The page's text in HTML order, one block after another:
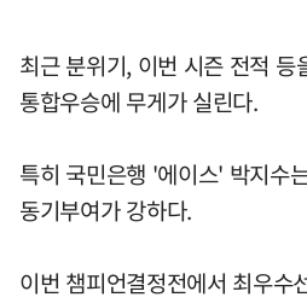
최근 분위기, 이번 시즌 전적 등
통합우승에 무게가 실린다.
특히 국민은행 '에이스' 박지수
동기부여가 강하다.
이번 챔피언결정전에서 최우수